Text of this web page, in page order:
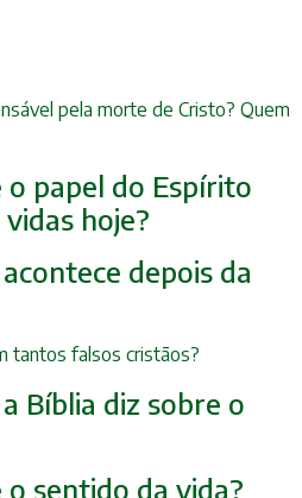
pela morte de Cristo? Quem
o papel do Espírito
hoje?
acontece depois da
tantos falsos cristãos?
a Bíblia diz sobre o
o sentido da vida?